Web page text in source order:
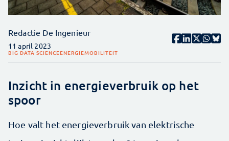
Redactie De Ingenieur
11 april 2023
BIG DATA SCIENCEENERGIEMOBILITEIT
Inzicht in energieverbruik op het
spoor
Hoe valt het energieverbruik van elektrische